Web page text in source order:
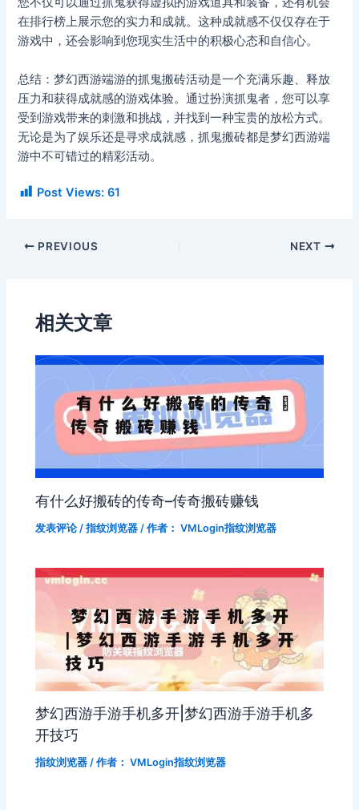
在排行榜上展示您的实力和成就。这种成就感不仅仅存在于
游戏中，还会影响到您现实生活中的积极心态和自信心。
总结：梦幻西游端游的抓鬼搬砖活动是一个充满乐趣、释放
压力和获得成就感的游戏体验。通过扮演抓鬼者，您可以享
受到游戏带来的刺激和挑战，并找到一种宝贵的放松方式。
无论是为了娱乐还是寻求成就感，抓鬼搬砖都是梦幻西游端
游中不可错过的精彩活动。
Post Views: 61
PREVIOUS NEXT
相关文章
有什么好搬砖的传奇–传奇搬砖赚钱
发表评论 /指纹浏览器 / 作者： VMLogin指纹浏览器
梦幻西游手游手机多开|梦幻西游手游手机多
开技巧
指纹浏览器 / 作者： VMLogin指纹浏览器